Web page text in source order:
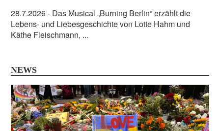
28.7.2026- Das Musical „Burning Berlin“ erzählt die
Lebens- und Liebesgeschichte von Lotte Hahm und
Käthe Fleischmann, ...
NEWS